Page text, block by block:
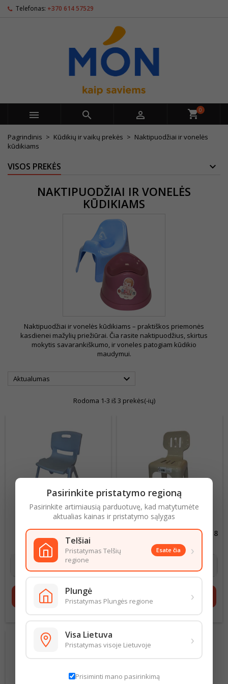
Telefonas: +370 614 57529
   0
Pagrindinis Kūdikių ir vaikų prekės
Naktipuodžiai ir vonelės
kūdikiams
VISOS PREKĖS
NAKTIPUODŽIAI IR VONELĖS
KŪDIKIAMS
Naktipuodžiai ir vonelės kūdikiams – praktiškos priemonės
kasdienei mažylių priežiūrai. Čia rasite naktipuodžius, skirtus
mokytis savarankiškumo, ir voneles patogiam kūdikio
maudymui.
Aktualumas 
Rodoma 1-3 iš 3 prekės(-ių)
ATLOŠU PLASTIKINĖ
WF061783
Kaina
6,00 €
Į krepšelį
ATLOŠU PLASTIKINĖ 022318
Kaina
11,00 €
Pasirinkite pristatymo regioną
Pasirinkite artimiausią parduotuvę, kad matytumėte
aktualias kainas ir pristatymo sąlygas
Telšiai
Pristatymas Telšių
regione
Esate čia ›
Plungė
Pristatymas Plungės regione ›
Visa Lietuva
Pristatymas visoje Lietuvoje ›
Prisiminti mano pasirinkimą